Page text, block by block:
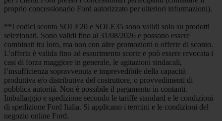
proprio concessionario Ford autorizzato per ulteriori informazioni).
**I codici sconto SOLE20 e SOLE35 sono validi solo su prodotti
selezionati. Sono validi fino al 31/08/2026 e possono essere
combinati tra loro, ma non con altre promozioni o offerte di sconto.
L'offerta è valida fino ad esaurimento scorte e può essere revocata i
casi di forza maggiore in generale, le agitazioni sindacali,
l’insufficienza sopravvenuta e imprevedibile della capacità
produttiva e/o distributiva del costruttore, o provvedimenti di
pubblica autorità. Non è possibile il pagamento in contanti.
Imballaggio e spedizione secondo le tariffe standard e le condizioni
di spedizione Ford Italia. Si applicano i termini e le condizioni del
negozio online Ford.